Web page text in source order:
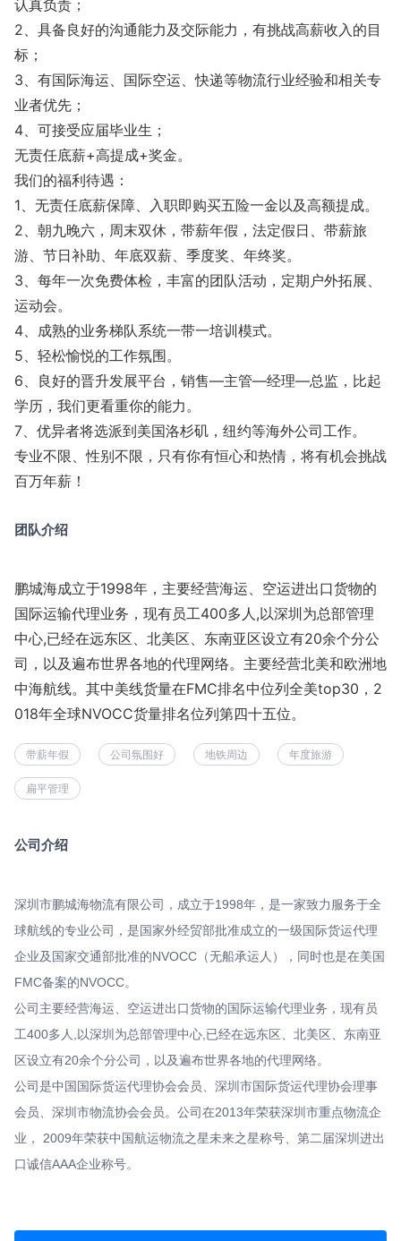
认真负责；
2、具备良好的沟通能力及交际能力，有挑战高薪收入的目
标；
3、有国际海运、国际空运、快递等物流行业经验和相关专
业者优先；
4、可接受应届毕业生；
无责任底薪+高提成+奖金。
我们的福利待遇：
1、无责任底薪保障、入职即购买五险一金以及高额提成。
2、朝九晚六，周末双休，带薪年假，法定假日、带薪旅
游、节日补助、年底双薪、季度奖、年终奖。
3、每年一次免费体检，丰富的团队活动，定期户外拓展、
运动会。
4、成熟的业务梯队系统一带一培训模式。
5、轻松愉悦的工作氛围。
6、良好的晋升发展平台，销售—主管—经理—总监，比起
学历，我们更看重你的能力。
7、优异者将选派到美国洛杉矶，纽约等海外公司工作。
专业不限、性别不限，只有你有恒心和热情，将有机会挑战
百万年薪！
团队介绍
鹏城海成立于1998年，主要经营海运、空运进出口货物的
国际运输代理业务，现有员工400多人,以深圳为总部管理
中心,已经在远东区、北美区、东南亚区设立有20余个分公
司，以及遍布世界各地的代理网络。主要经营北美和欧洲地
中海航线。其中美线货量在FMC排名中位列全美top30，2
018年全球NVOCC货量排名位列第四十五位。
带薪年假 公司氛围好 地铁周边 年度旅游
扁平管理
公司介绍
深圳市鹏城海物流有限公司，成立于1998年，是一家致力服务于全
球航线的专业公司，是国家外经贸部批准成立的一级国际货运代理
企业及国家交通部批准的NVOCC（无船承运人），同时也是在美国
FMC备案的NVOCC。
公司主要经营海运、空运进出口货物的国际运输代理业务，现有员
工400多人,以深圳为总部管理中心,已经在远东区、北美区、东南亚
区设立有20余个分公司，以及遍布世界各地的代理网络。
公司是中国国际货运代理协会会员、深圳市国际货运代理协会理事
会员、深圳市物流协会会员。公司在2013年荣获深圳市重点物流企
业， 2009年荣获中国航运物流之星未来之星称号、第二届深圳进出
口诚信AAA企业称号。